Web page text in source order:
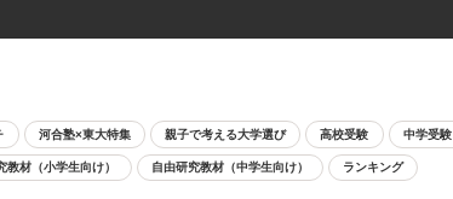
河合塾×東大特集 親子で考える大学選び 高校受験 中学受験
教材（小学生向け） 自由研究教材（中学生向け） ランキング